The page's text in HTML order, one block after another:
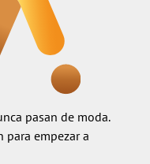
pasan de moda.
para empezar a